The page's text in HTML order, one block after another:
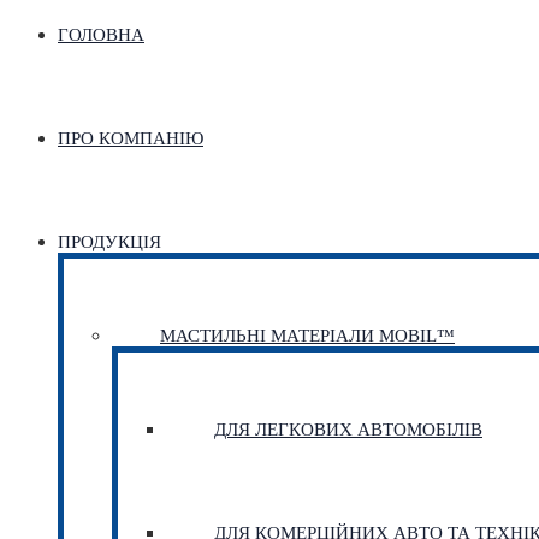
ГОЛОВНА
ПРО КОМПАНІЮ
ПРОДУКЦІЯ
МАСТИЛЬНІ МАТЕРІАЛИ MOBIL™
ДЛЯ ЛЕГКОВИХ АВТОМОБІЛІВ
ДЛЯ КОМЕРЦІЙНИХ АВТО ТА